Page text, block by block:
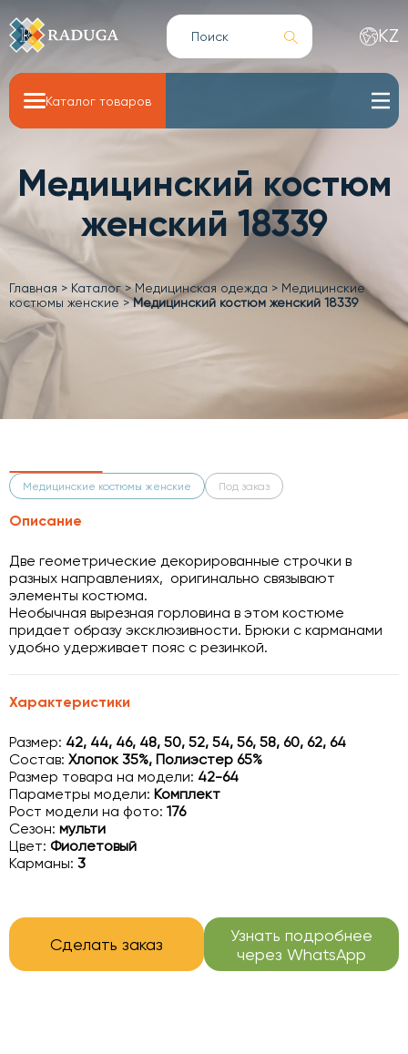
KZ
Каталог товаров
Медицинский костюм
женский 18339
Главная > Каталог> Медицинская одежда > Медицинские
костюмы женские >Медицинский костюм женский 18339
Медицинские костюмы женские Под заказ
Описание
Две геометрические декорированные строчки в
разных направлениях, оригинально связывают
элементы костюма.
Необычная вырезная горловина в этом костюме
придает образу эксклюзивности. Брюки с карманами
удобно удерживает пояс с резинкой.
Характеристики
Размер: 42, 44, 46, 48, 50, 52, 54, 56, 58, 60, 62, 64
Состав: Хлопок 35%, Полиэстер 65%
Размер товара на модели: 42-64
Параметры модели: Комплект
Рост модели на фото: 176
Сезон: мульти
Цвет: Фиолетовый
Карманы: 3
Сделать заказ
Узнать подробнее
через WhatsApp